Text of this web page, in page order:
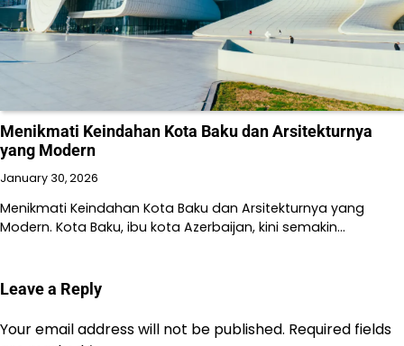
Menikmati Keindahan Kota Baku dan Arsitekturnya
yang Modern
January 30, 2026
Menikmati Keindahan Kota Baku dan Arsitekturnya yang
Modern. Kota Baku, ibu kota Azerbaijan, kini semakin…
Leave a Reply
Your email address will not be published. Required fields